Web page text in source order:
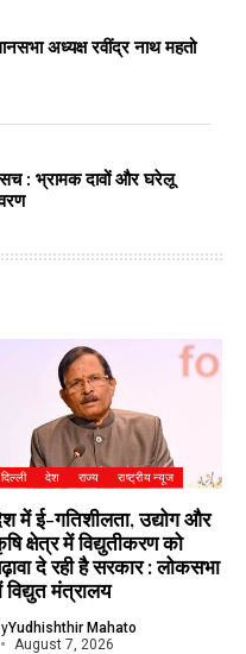
अध्यक्ष रवींद्र नाथ महतो
: भ्रामक दावों और घरेलू
दिल्ली देश राज्य राष्ट्रीय न्यूज
में ई-गतिशीलता, उद्योग और
क्षेत्र में विद्युतीकरण को
दे रही है सरकार : लोकसभा
विद्युत मंत्रालय
Yudhishthir Mahato
August 7, 2026